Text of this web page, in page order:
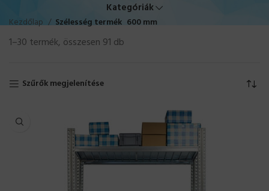
Kategóriák
Kezdőlap Szélesség termék 600 mm
1–30 termék, összesen 91 db
Szűrők megjelenítése